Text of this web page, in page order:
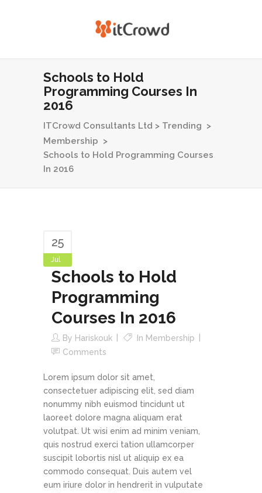
Schools to Hold
Programming Courses In
2016
ITCrowd Consultants Ltd > Trending >
Membership >
Schools to Hold Programming Courses
In 2016
25
Jul
Schools to Hold
Programming
Courses In 2016
By Hariskouk In Membership
Comments
Lorem ipsum dolor sit amet,
consectetuer adipiscing elit, sed diam
nonummy nibh euismod tincidunt ut
laoreet dolore magna aliquam erat
volutpat. Ut wisi enim ad minim veniam,
quis nostrud exerci tation ullamcorper
suscipit lobortis nisl ut aliquip ex ea
commodo consequat. Duis autem vel
eum iriure dolor in hendrerit in vulputate